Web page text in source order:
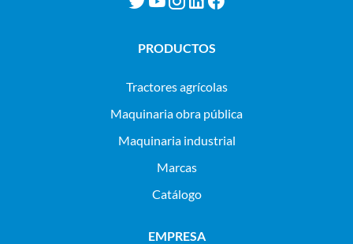
PRODUCTOS
tractores agrícolas
maquinaria obra pública
maquinaria industrial
Marcas
Catálogo
EMPRESA